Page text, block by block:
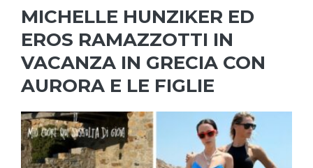
MICHELLE HUNZIKER ED
EROS RAMAZZOTTI IN
VACANZA IN GRECIA CON
AURORA E LE FIGLIE